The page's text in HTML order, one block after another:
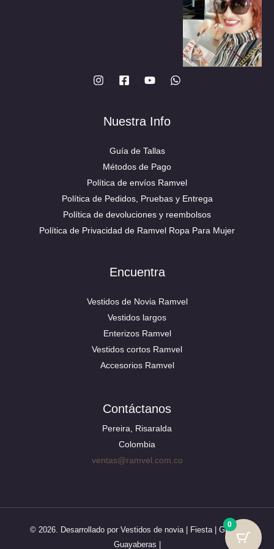
página
de
producto
Nuestra Info
Guía de Tallas
Métodos de Pago
Política de envíos Ramvel
Política de Pedidos, Pruebas y Entrega
Política de devoluciones y reembolsos
Política de Privacidad de Ramvel Ropa Para Mujer
Encuentra
Vestidos de Novia Ramvel
Vestidos largos
Enterizos Ramvel
Vestidos cortos Ramvel
Accesorios Ramvel
Contáctanos
Pereira, Risaralda
Colombia
ventas@ramvel.com.co
© 2026. Desarrollado por Vestidos de novia | Fiesta | Grado |
Guayaberas |
0